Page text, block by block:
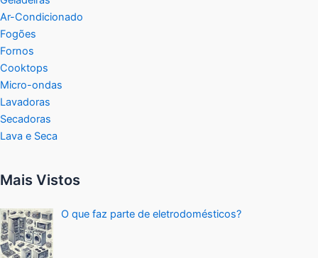
Ar-Condicionado
Fogões
Fornos
Cooktops
Micro-ondas
Lavadoras
Secadoras
Lava e Seca
Mais Vistos
O que faz parte de eletrodomésticos?